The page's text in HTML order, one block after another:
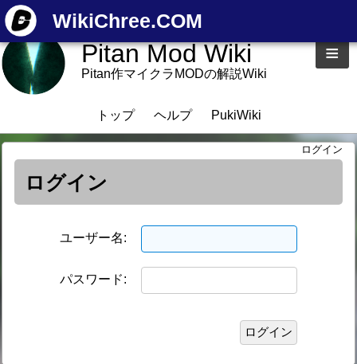
WikiChree.COM
Pitan Mod Wiki
Pitan作マイクラMODの解説Wiki
≡
トップ ヘルプ PukiWiki
ログイン
ログイン
ユーザー名:
パスワード: